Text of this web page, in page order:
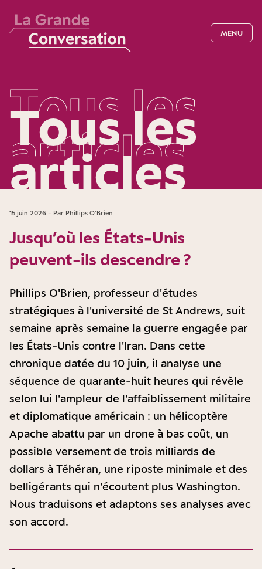
MENU
Tous les
articles
Tous les
articles
15 juin 2026 - Par Phillips O’Brien
Jusqu’où les États-Unis
peuvent-ils descendre ?
Phillips O'Brien, professeur d'études
stratégiques à l'université de St Andrews, suit
semaine après semaine la guerre engagée par
les États-Unis contre l'Iran. Dans cette
chronique datée du 10 juin, il analyse une
séquence de quarante-huit heures qui révèle
selon lui l'ampleur de l'affaiblissement militaire
et diplomatique américain : un hélicoptère
Apache abattu par un drone à bas coût, un
possible versement de trois milliards de
dollars à Téhéran, une riposte minimale et des
belligérants qui n'écoutent plus Washington.
Nous traduisons et adaptons ses analyses avec
son accord.